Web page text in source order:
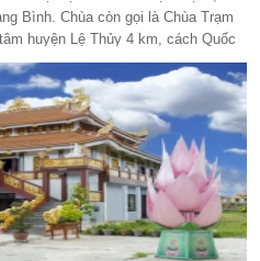
Bình. Chùa còn gọi là Chùa Trạm
huyện Lệ Thủy 4 km, cách Quốc